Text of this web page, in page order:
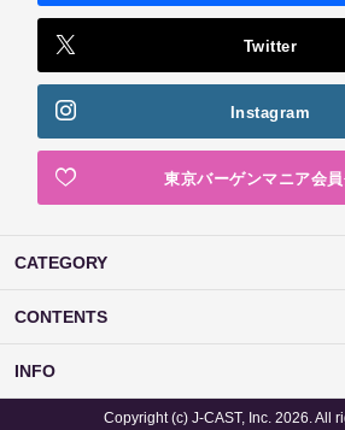
Twitter
Instagram
東京バーゲンマニア会
CATEGORY
CONTENTS
INFO
Copyright (c) J-CAST, Inc. 2026. All